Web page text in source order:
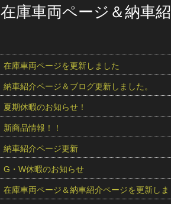
在庫車両ページ＆納車
在庫車両ページを更新しました
納車紹介ページ＆ブログ更新しました。
夏期休暇のお知らせ！
新商品情報！！
納車紹介ページ更新
G・W休暇のお知らせ
在庫車両ページ＆納車紹介ページを更新し